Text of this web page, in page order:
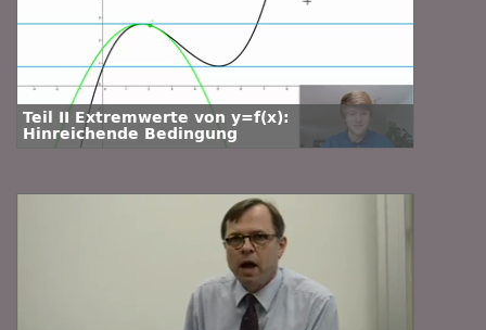
Teil II Extremwerte von y=f(x):
Hinreichende Bedingung